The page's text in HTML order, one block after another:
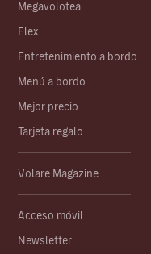
Megavolotea
Flex
Entretenimiento a bordo
Menú a bordo
Mejor precio
Tarjeta regalo
Volare Magazine
Acceso móvil
Newsletter